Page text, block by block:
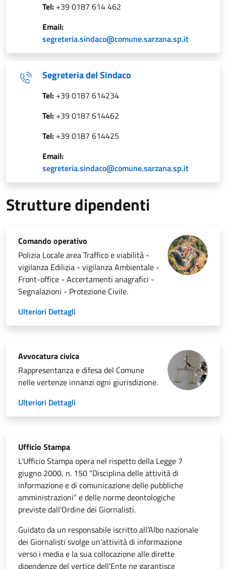
Tel: +39 0187 614 462
Email:
segreteria.sindaco@comune.sarzana.sp.it
Segreteria del Sindaco
Tel: +39 0187 614234
Tel: +39 0187 614462
Tel: +39 0187 614425
Email:
segreteria.sindaco@comune.sarzana.sp.it
Strutture dipendenti
Comando operativo
Polizia Locale area Traffico e viabilità -
vigilanza Edilizia - vigilanza Ambientale -
Front-office - Accertamenti anagrafici -
Segnalazioni - Protezione Civile.
Ulteriori Dettagli
Avvocatura civica
Rappresentanza e difesa del Comune
nelle vertenze innanzi ogni giurisdizione.
Ulteriori Dettagli
Ufficio Stampa
L'Ufficio Stampa opera nel rispetto della Legge 7
giugno 2000, n. 150 "Disciplina delle attività di
informazione e di comunicazione delle pubbliche
amministrazioni" e delle norme deontologiche
previste dall'Ordine dei Giornalisti.
Guidato da un responsabile iscritto all'Albo nazionale
dei Giornalisti svolge un'attività di informazione
verso i media e la sua collocazione alle dirette
dipendenze del vertice dell'Ente ne garantisce